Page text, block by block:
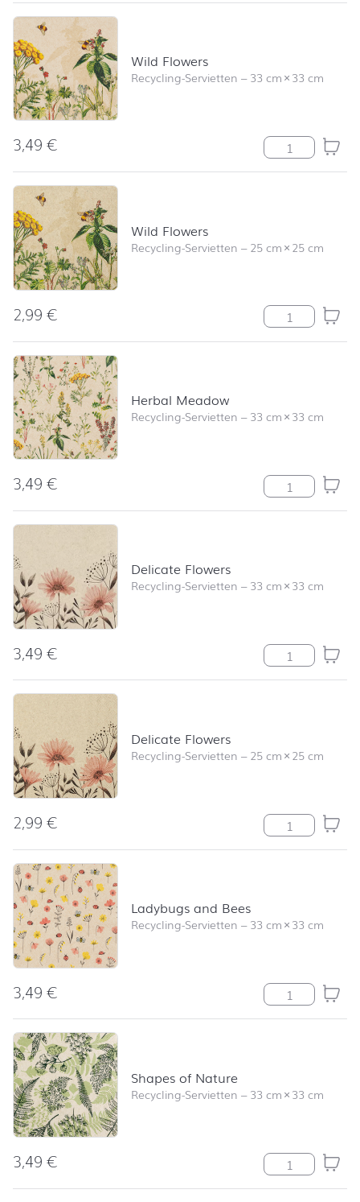
Wild Flowers
Recycling-Servietten –33 cm×33 cm
3,49€ Wild Flowers
Wild Flowers
Recycling-Servietten –25 cm×25 cm
2,99€ Wild Flowers
Herbal Meadow
Recycling-Servietten –33 cm×33 cm
3,49€ Herbal
Delicate Flowers
Recycling-Servietten –33 cm×33 cm
3,49€ Delicate
Delicate Flowers
Recycling-Servietten –25 cm×25 cm
2,99€ Delicate
Ladybugs and Bees
Recycling-Servietten –33 cm×33 cm
3,49€ Ladybugs and
Shapes of Nature
Recycling-Servietten –33 cm×33 cm
3,49€ Shapes of